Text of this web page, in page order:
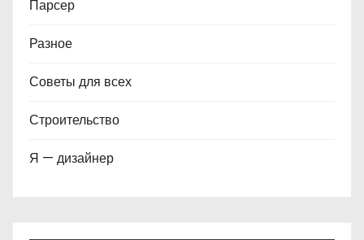
Парсер
Разное
Советы для всех
Строительство
Я — дизайнер